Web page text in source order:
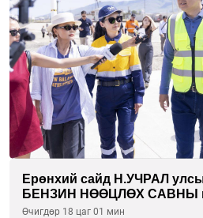
Ерөнхий сайд Н.УЧРАЛ
БЕНЗИН НӨӨЦЛӨХ САВНЫ
танилцлаа
Өчигдөр 18 цаг 01 мин